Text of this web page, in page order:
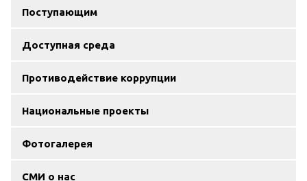
Поступающим
Доступная среда
Противодействие коррупции
Национальные проекты
Фотогалерея
СМИ о нас